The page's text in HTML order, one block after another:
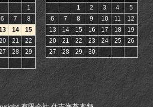
1
6 7
8
14
15
21
22
28
29
1
2 3 4
5
6
7 8 9 10 11
12
13
14 15 16 17 18
19
20
21 22 23 24 25
26
27
28 29 30